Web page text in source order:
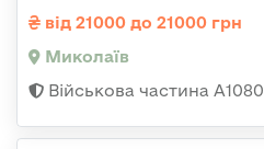
від 21000 до 21000 грн
Миколаїв
Військова частина А1080